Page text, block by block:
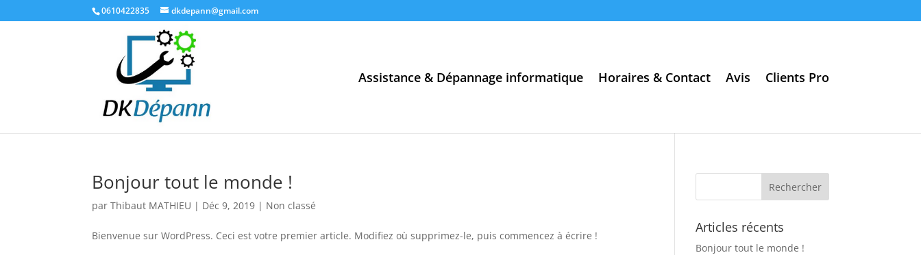
0610422835 dkdepann@gmail.com
Assistance & Dépannage informatique Horaires & Contact Avis Clients Pro
Bonjour tout le monde !
parThibaut MATHIEU | Déc 9, 2019 | Non classé
Bienvenue sur WordPress. Ceci est votre premier article. Modifiez où supprimez-le, puis commencez à écrire !
Articles récents
Bonjour tout le monde !